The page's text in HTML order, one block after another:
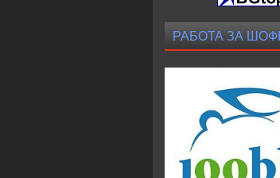
РАБОТА ЗА